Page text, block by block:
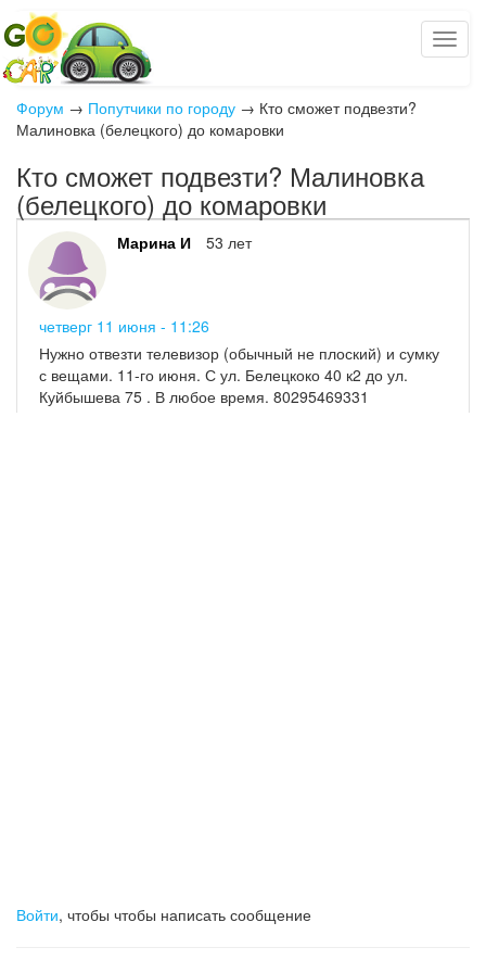
Форум → Попутчики по городу → Кто сможет подвезти?
Малиновка (белецкого) до комаровки
Кто сможет подвезти? Малиновка
(белецкого) до комаровки
Марина И 53 лет
четверг 11 июня - 11:26
Нужно отвезти телевизор (обычный не плоский) и сумку
с вещами. 11-го июня. С ул. Белецкоко 40 к2 до ул.
Куйбышева 75 . В любое время. 80295469331
Войти, чтобы чтобы написать сообщение